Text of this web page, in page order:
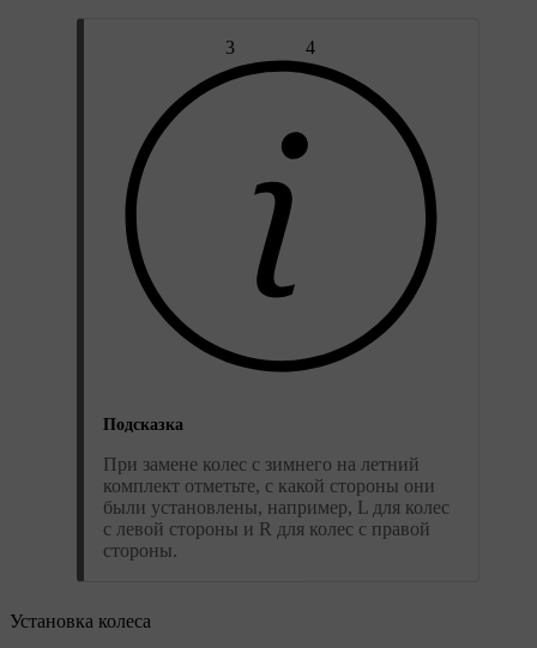
Подсказка
При замене колес с зимнего на летний
комплект отметьте, с какой стороны они
были установлены, например, L для колес
с левой стороны и R для колес с правой
стороны.
Установка колеса
3 4